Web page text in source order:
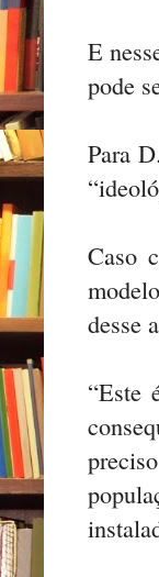
E
pode
Para
Caso
desse
“Este